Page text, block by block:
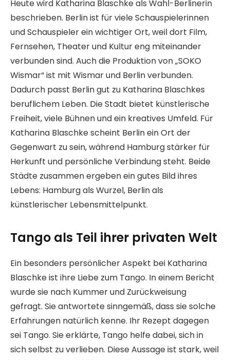
Heute wird Katharina Blaschke als Wahl-Berlinerin
beschrieben. Berlin ist für viele Schauspielerinnen
und Schauspieler ein wichtiger Ort, weil dort Film,
Fernsehen, Theater und Kultur eng miteinander
verbunden sind. Auch die Produktion von „SOKO
Wismar“ ist mit Wismar und Berlin verbunden.
Dadurch passt Berlin gut zu Katharina Blaschkes
beruflichem Leben. Die Stadt bietet künstlerische
Freiheit, viele Bühnen und ein kreatives Umfeld. Für
Katharina Blaschke scheint Berlin ein Ort der
Gegenwart zu sein, während Hamburg stärker für
Herkunft und persönliche Verbindung steht. Beide
Städte zusammen ergeben ein gutes Bild ihres
Lebens: Hamburg als Wurzel, Berlin als
künstlerischer Lebensmittelpunkt.
Tango als Teil ihrer privaten Welt
Ein besonders persönlicher Aspekt bei Katharina
Blaschke ist ihre Liebe zum Tango. In einem Bericht
wurde sie nach Kummer und Zurückweisung
gefragt. Sie antwortete sinngemäß, dass sie solche
Erfahrungen natürlich kenne. Ihr Rezept dagegen
sei Tango. Sie erklärte, Tango helfe dabei, sich in
sich selbst zu verlieben. Diese Aussage ist stark, weil